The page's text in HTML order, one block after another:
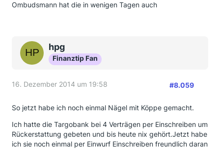
Ombudsmann hat die in wenigen Tagen auch
hpg
Finanztip Fan
16. Dezember 2014 um 19:58 #8.059
So jetzt habe ich noch einmal Nägel mit Köppe gemacht.
Ich hatte die Targobank bei 4 Verträgen per Einschreiben um
Rückerstattung gebeten und bis heute nix gehört.Jetzt habe
ich sie noch einmal per Einwurf Einschreiben freundlich daran